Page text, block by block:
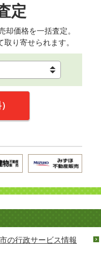
定
価格を一括査定。
り寄せられます。
の行政サービス情報